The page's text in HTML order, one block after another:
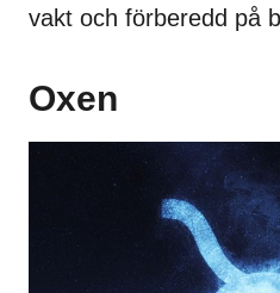
vakt och förberedd på
Oxen